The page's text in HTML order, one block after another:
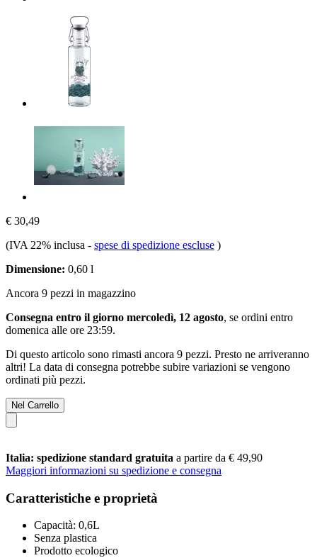
€ 30,49
(IVA 22% inclusa - spese di spedizione escluse )
Dimensione: 0,60 l
Ancora 9 pezzi in magazzino
Consegna entro il giorno mercoledì, 12 agosto, se ordini entro
domenica alle ore 23:59.
Di questo articolo sono rimasti ancora 9 pezzi. Presto ne arriveranno
altri! La data di consegna potrebbe subire variazioni se vengono
ordinati più pezzi.
Nel Carrello
Italia: spedizione standard gratuita a partire da € 49,90
Maggiori informazioni su spedizione e consegna
Caratteristiche e proprietà
Capacità: 0,6L
Senza plastica
Prodotto ecologico